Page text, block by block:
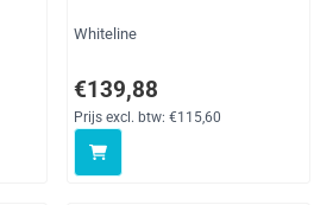
Merk:
Whiteline
Prijs: 139,88, exclusief btw:
€139,88
Prijs excl. btw: €115,60